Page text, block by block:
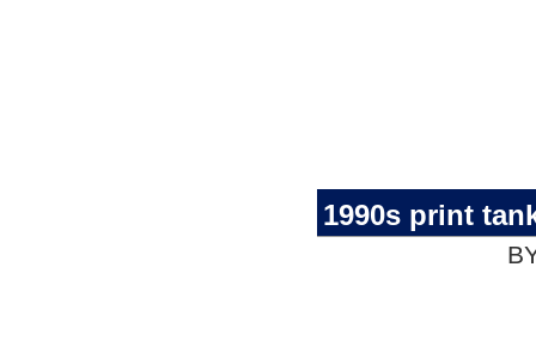
1990s print